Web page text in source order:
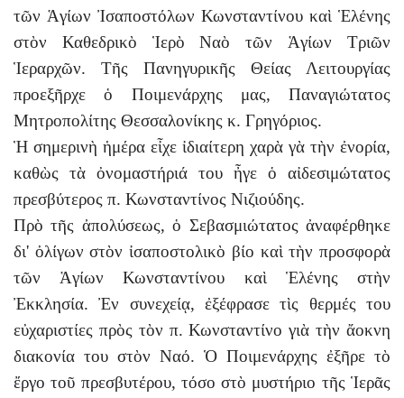
τῶν Ἁγίων Ἰσαποστόλων Κωνσταντίνου καὶ Ἑλένης
στὸν Καθεδρικὸ Ἱερὸ Ναὸ τῶν Ἁγίων Τριῶν
Ἱεραρχῶν. Τῆς Πανηγυρικῆς Θείας Λειτουργίας
προεξῆρχε ὁ Ποιμενάρχης μας, Παναγιώτατος
Μητροπολίτης Θεσσαλονίκης κ. Γρηγόριος.
Ἡ σημερινὴ ἡμέρα εἶχε ἰδιαίτερη χαρὰ γὰ τὴν ἐνορία,
καθὼς τὰ ὀνομαστήριά του ἦγε ὁ αἰδεσιμώτατος
πρεσβύτερος π. Κωνσταντίνος Νιζιούδης.
Πρὸ τῆς ἀπολύσεως, ὁ Σεβασμιώτατος ἀναφέρθηκε
δι' ὀλίγων στὸν ἰσαποστολικὸ βίο καὶ τὴν προσφορὰ
τῶν Ἁγίων Κωνσταντίνου καὶ Ἑλένης στὴν
Ἐκκλησία. Ἐν συνεχείᾳ, ἐξέφρασε τὶς θερμές του
εὐχαριστίες πρὸς τὸν π. Κωνσταντίνο γιὰ τὴν ἄοκνη
διακονία του στὸν Ναό. Ὁ Ποιμενάρχης ἐξῆρε τὸ
ἔργο τοῦ πρεσβυτέρου, τόσο στὸ μυστήριο τῆς Ἱερᾶς